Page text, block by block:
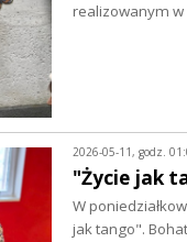
realizowanym w
2026-05-11, godz.
"Życie jak
W
jak tango".